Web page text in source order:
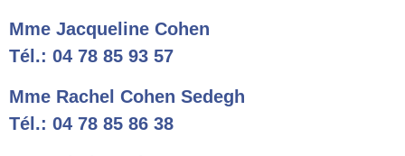
Mme Jacqueline Cohen
Tél.: 04 78 85 93 57
Mme Rachel Cohen Sedegh
Tél.: 04 78 85 86 38